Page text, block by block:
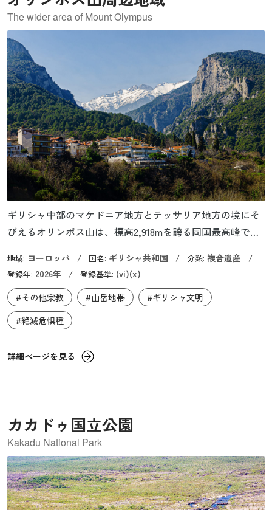
The wider area of Mount Olympus
ギリシャ中部のマケドニア地方とテッサリア地方の境にそ
びえるオリンポス山は、標高2,918mを誇る同国最高峰で
谷、渓流が織りなす景観が広がります。山頂付近はしばし
ば雲や霧、雪に覆われ、荒天になることも多く、こうした
近寄りがたい自然環境が古来人々に畏敬の念を抱かせてき
ました。古代ギリシャの人々は、険しく神秘的なこの山に
神々が暮らしていると考え、オリンポス山はギリシャ神話
の中心的な舞台として語り継がれるようになりました。
地域: ヨーロッパ / 国名: ギリシャ共和国 / 分類: 複合遺産
/
登録年: 2026年 / 登録基準: (vi)(x)
#その他宗教
#山岳地帯
#ギリシャ文明
#絶滅危惧種
詳細ページを見る
カカドゥ国立公園
Kakadu National Park